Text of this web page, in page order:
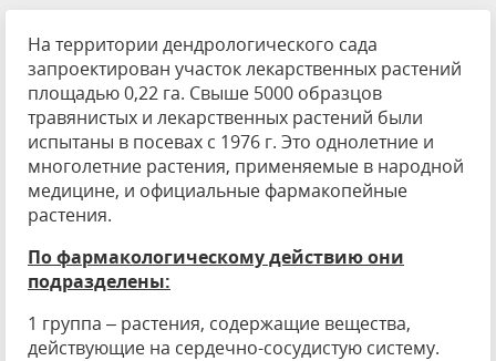
На территории дендрологического сада
запроектирован участок лекарственных растений
площадью 0,22 га. Свыше 5000 образцов
травянистых и лекарственных растений были
испытаны в посевах с 1976 г. Это однолетние и
многолетние растения, применяемые в народной
медицине, и официальные фармакопейные
растения.
По фармакологическому действию они
подразделены:
1 группа – растения, содержащие вещества,
действующие на сердечно-сосудистую систему.